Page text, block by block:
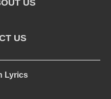
US
US
Lyrics